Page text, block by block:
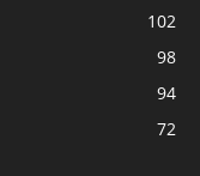
102
98
94
72